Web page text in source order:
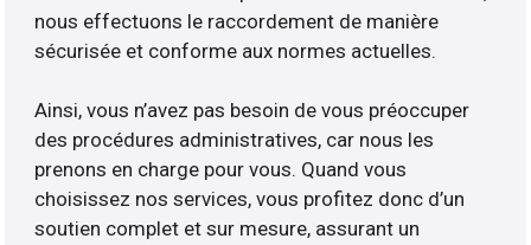
nous effectuons le raccordement de manière
sécurisée et conforme aux normes actuelles.
Ainsi, vous n’avez pas besoin de vous préoccuper
des procédures administratives, car nous les
prenons en charge pour vous. Quand vous
choisissez nos services, vous profitez donc d’un
soutien complet et sur mesure, assurant un